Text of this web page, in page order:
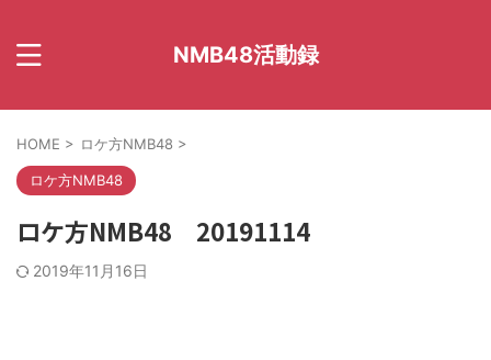
NMB48活動録
HOME > ロケ方NMB48 >
ロケ方NMB48
ロケ方NMB48 20191114
2019年11月16日